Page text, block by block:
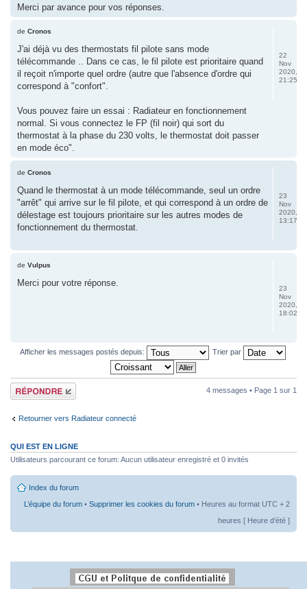
Merci par avance pour vos réponses.
de Cronos
J'ai déjà vu des thermostats fil pilote sans mode
télécommande .. Dans ce cas, le fil pilote est prioritaire quand
il reçoit n'importe quel ordre (autre que l'absence d'ordre qui
correspond à "confort".
Vous pouvez faire un essai : Radiateur en fonctionnement
normal. Si vous connectez le FP (fil noir) qui sort du
thermostat à la phase du 230 volts, le thermostat doit passer
en mode éco".
22
Nov
2020,
21:25
de Cronos
Quand le thermostat à un mode télécommande, seul un ordre
"arrêt" qui arrive sur le fil pilote, et qui correspond à un ordre de
délestage est toujours prioritaire sur les autres modes de
fonctionnement du thermostat.
23
Nov
2020,
13:17
de Vulpus
Merci pour votre réponse.
23
Nov
2020,
18:02
Afficher les messages postés depuis: Trier par
Répondre 4 messages • Page 1 sur 1
Retourner vers Radiateur connecté
QUI EST EN LIGNE
Utilisateurs parcourant ce forum: Aucun utilisateur enregistré et 0 invités
Index du forum
L’équipe du forum • Supprimer les cookies du forum • Heures au format UTC + 2
heures [ Heure d’été ]